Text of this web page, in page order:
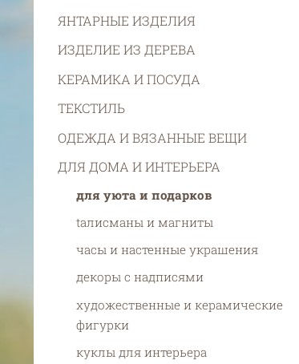
ЯНТАРНЫЕ ИЗДЕЛИЯ
ИЗДЕЛИЕ ИЗ ДЕРЕВА
КЕРАМИКА И ПОСУДА
ТЕКСТИЛЬ
ОДЕЖДА И ВЯЗАННЫЕ ВЕЩИ
ДЛЯ ДОМА И ИНТЕРЬЕРА
для уюта и подарков
tалисманы и магниты
часы и настенные украшения
декоры с надписями
xудожественные и керамические
фигурки
куклы для интерьера